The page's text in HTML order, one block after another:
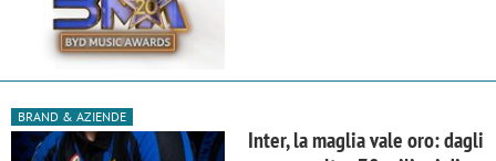
BRAND & AZIENDE
Inter, la maglia vale oro: dagli